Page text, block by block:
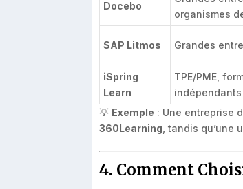
Docebo
organismes
SAP Litmos Grandes
iSpring
Learn
TPE/PME,
indépendants
💡 Exemple : Une entreprise
360Learning , tandis qu’une
4. Comment